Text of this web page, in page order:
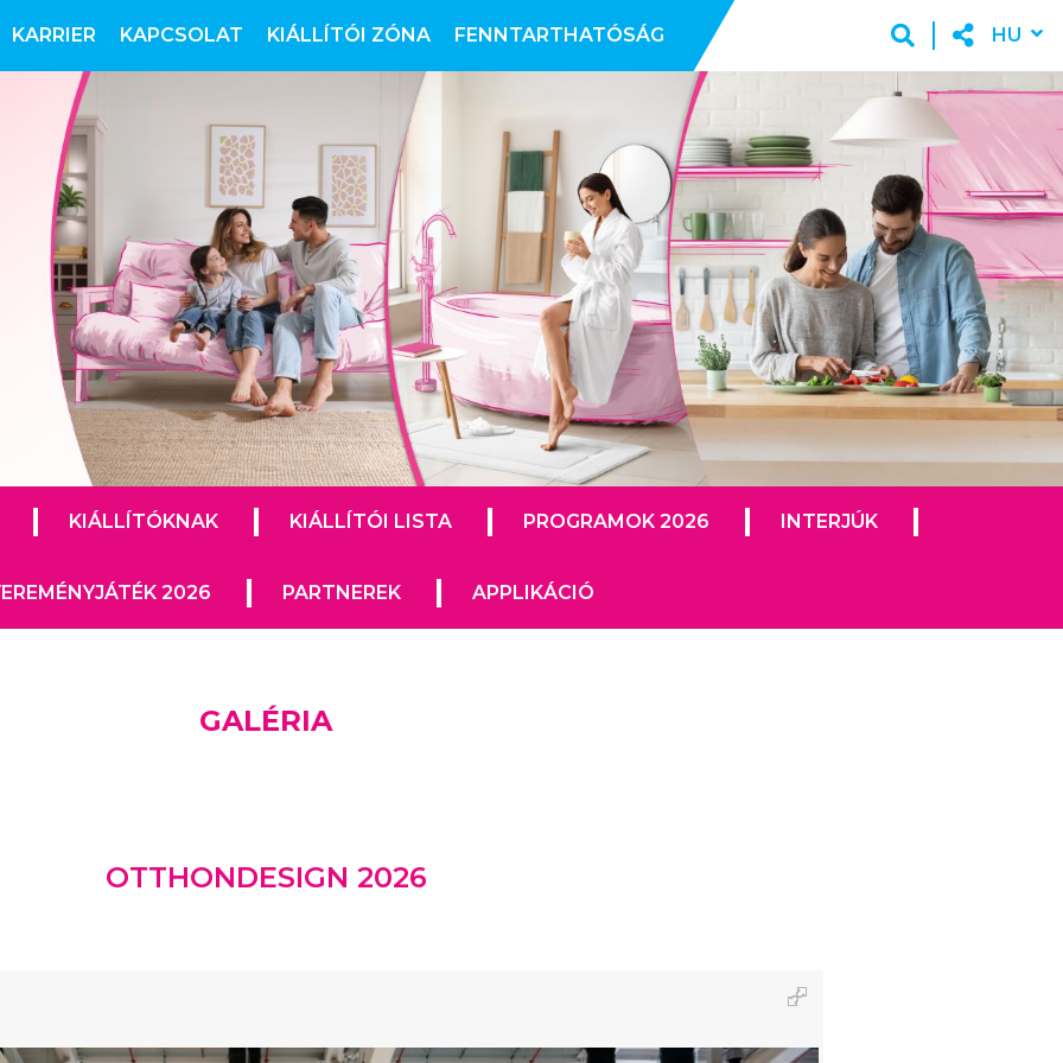
KARRIER KAPCSOLAT KIÁLLÍTÓI ZÓNA FENNTARTHATÓSÁG HU
KIÁLLÍTÓKNAK KIÁLLÍTÓI LISTA PROGRAMOK 2026 INTERJÚK
2026 PARTNEREK APPLIKÁCIÓ
GALÉRIA
OTTHONDESIGN 2026